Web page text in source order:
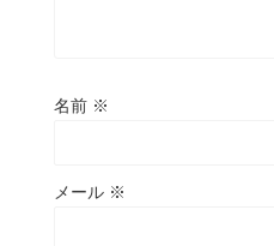
名前 ※
メール ※